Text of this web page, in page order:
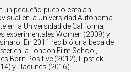
un pequeño pueblo catalán.
en la Universidad Autónoma
en la Universidad de California,
experimentales Women (2009) y
En 2011 recibió una beca de
en la London Film School,
Born Positive (2012), Lipstick
y Llacunes (2016).